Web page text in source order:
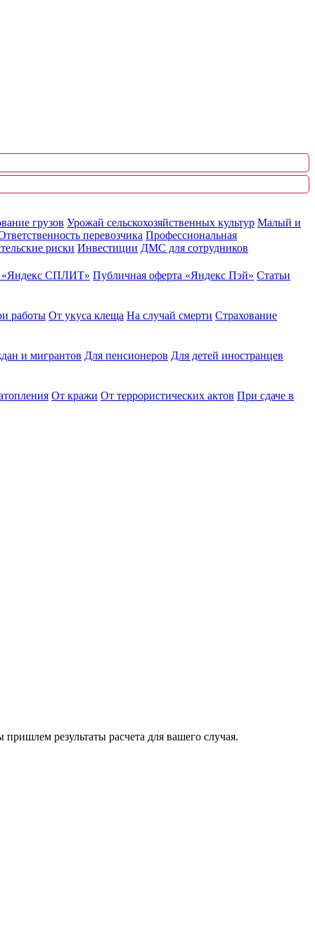
грузов Урожай сельскохозяйственных культур Малый и
перевозчика Профессиональная
риски Инвестиции ДМС для сотрудников
«Яндекс СПЛИТ» Публичная оферта «Яндекс Пэй» Статьи
работы От укуса клеща На случай смерти Страхование
и мигрантов Для пенсионеров Для детей иностранцев
От кражи От террористических актов При сдаче в
результаты расчета для вашего случая.